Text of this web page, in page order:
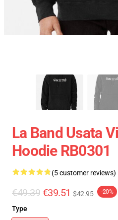
La Band Usata
Hoodie RB0301
(5 customer reviews)
€49.39 €39.51 $42.95 -20%
Type